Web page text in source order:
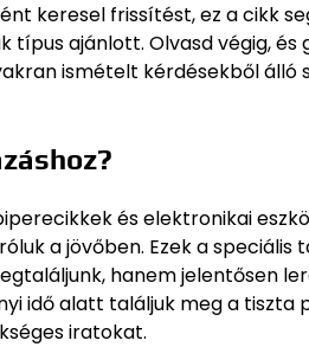
keresel frissítést, ez a cikk
típus ajánlott. Olvasd végig,
ismételt kérdésekből álló
és elektronikai
a jövőben. Ezek a speciális
hanem jelentősen
idő alatt találjuk meg a tiszta
iratokat.